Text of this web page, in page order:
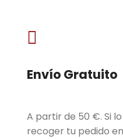

Envío Gratuito
A partir de 50 €. Si
recoger tu pedido